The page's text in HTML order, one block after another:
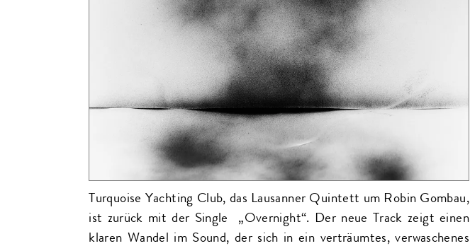
Turquoise Yachting Club, das Lausanner Quintett um Robin Gombau,
ist zurück mit der Single „Overnight“. Der neue Track zeigt einen
klaren Wandel im Sound, der sich in ein verträumtes, verwaschenes